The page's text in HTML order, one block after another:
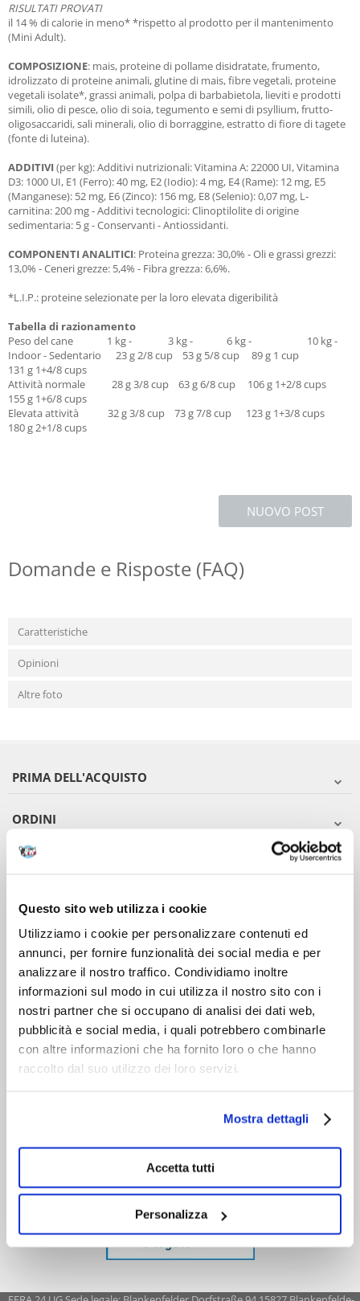
Questo sito web utilizza i cookie
Utilizziamo i cookie per personalizzare contenuti ed
annunci, per fornire funzionalità dei social media e per
analizzare il nostro traffico. Condividiamo inoltre
informazioni sul modo in cui utilizza il nostro sito con i
nostri partner che si occupano di analisi dei dati web,
pubblicità e social media, i quali potrebbero combinarle
con altre informazioni che ha fornito loro o che hanno
raccolto dal suo utilizzo dei loro servizi.
Mostra dettagli
Accetta tutti
Personalizza
RISULTATI PROVATI
il 14 % di calorie in meno* *rispetto al prodotto per il mantenimento
(Mini Adult).
COMPOSIZIONE: mais, proteine di pollame disidratate, frumento,
idrolizzato di proteine animali, glutine di mais, fibre vegetali, proteine
vegetali isolate*, grassi animali, polpa di barbabietola, lieviti e prodotti
simili, olio di pesce, olio di soia, tegumento e semi di psyllium, frutto-
oligosaccaridi, sali minerali, olio di borraggine, estratto di fiore di tagete
(fonte di luteina).
ADDITIVI (per kg): Additivi nutrizionali: Vitamina A: 22000 UI, Vitamina
D3: 1000 UI, E1 (Ferro): 40 mg, E2 (Iodio): 4 mg, E4 (Rame): 12 mg, E5
(Manganese): 52 mg, E6 (Zinco): 156 mg, E8 (Selenio): 0,07 mg, L-
carnitina: 200 mg - Additivi tecnologici: Clinoptilolite di origine
sedimentaria: 5 g - Conservanti - Antiossidanti.
COMPONENTI ANALITICI: Proteina grezza: 30,0% - Oli e grassi grezzi:
13,0% - Ceneri grezze: 5,4% - Fibra grezza: 6,6%.
*L.I.P.: proteine selezionate per la loro elevata digeribilità
Tabella di razionamento
Peso del cane 1 kg - 3 kg - 6 kg - 10 kg -
Indoor - Sedentario 23 g 2/8 cup 53 g 5/8 cup 89 g 1 cup
131 g 1+4/8 cups
Attività normale 28 g 3/8 cup 63 g 6/8 cup 106 g 1+2/8 cups
155 g 1+6/8 cups
Elevata attività 32 g 3/8 cup 73 g 7/8 cup 123 g 1+3/8 cups
180 g 2+1/8 cups
NUOVO POST
Domande e Risposte (FAQ)
Caratteristiche
Opinioni
Altre foto
PRIMA DELL'ACQUISTO
ORDINI
DOPO L'ACQUISTO
VIENI A CONOSCERCI